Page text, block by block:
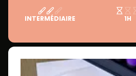
INTERMÉDIAIRE 1H